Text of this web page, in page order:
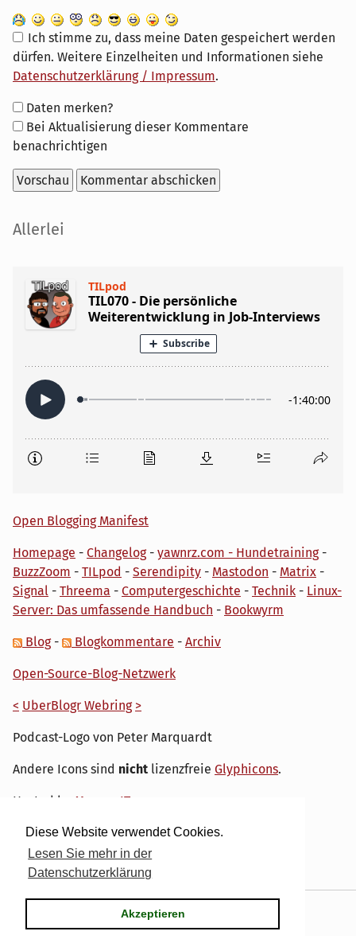
Diese Website verwendet Cookies.
Lesen Sie mehr in der
Datenschutzerklärung
Akzeptieren
Ich stimme zu, dass meine Daten gespeichert werden
dürfen. Weitere Einzelheiten und Informationen siehe
Datenschutzerklärung / Impressum.
Formular-
Optionen
Daten merken?
Bei Aktualisierung dieser Kommentare
benachrichtigen
Seitenleiste
Allerlei
Open Blogging Manifest
Homepage - Changelog- yawnrz.com - Hundetraining-
BuzzZoom - TILpod - Serendipity - Mastodon - Matrix -
Signal - Threema - Computergeschichte - Technik - Linux-
Server: Das umfassende Handbuch - Bookwyrm
Blog- Blogkommentare - Archiv
Open-Source-Blog-Netzwerk
< UberBlogr Webring >
Podcast-Logo von Peter Marquardt
Andere Icons sind nicht lizenzfreie Glyphicons.
Hosted by My own IT.
Serendipity& the dirk